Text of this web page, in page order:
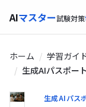
AIマスター試験対策
ホーム
学習ガイ
生成AIパスポー
生成AIパス